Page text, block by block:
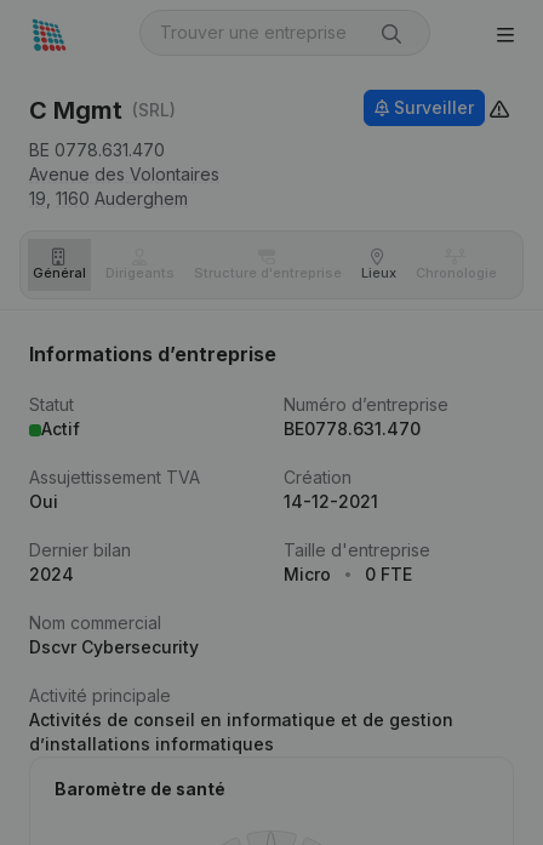
C Mgmt (SRL)
BE 0778.631.470
Avenue des Volontaires
19, 1160 Auderghem
Surveiller
Général Dirigeants Structure d'entreprise Lieux Chronologie
Informations d’entreprise
Statut
Actif
Numéro d’entreprise
BE0778.631.470
Assujettissement TVA
Oui
Création
14-12-2021
Dernier bilan
2024
Taille d'entreprise
Micro
0 FTE
Nom commercial
Dscvr Cybersecurity
Activité principale
Activités de conseil en informatique et de gestion
d’installations informatiques
Baromètre de santé